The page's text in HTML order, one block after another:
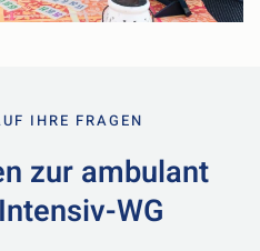
IHRE FRAGEN
zur ambulant
WG